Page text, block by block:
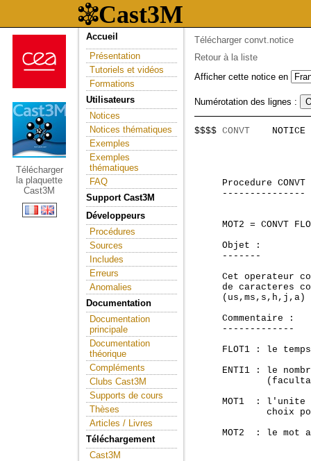
Télécharger
la plaquette
Cast3M
Accueil
Présentation
Tutoriels et vidéos
Formations
Utilisateurs
Notices
Notices thématiques
Exemples
Exemples
thématiques
FAQ
Support Cast3M
Développeurs
Procédures
Sources
Includes
Erreurs
Anomalies
Documentation
Documentation
principale
Documentation
théorique
Compléments
Clubs Cast3M
Supports de cours
Thèses
Articles / Livres
Téléchargement
Cast3M
Télécharger convt.notice
Retour à la liste
Afficher cette notice en
Numérotation des lignes :
$$$$ CONVT
MOT2 = CONVT
     Objet :
     -------
Cet operateur
de caracteres
     (us,ms,s,h,j,a)
     Commentaire :
     -------------
FLOT1 : le
ENTI1 : le
MOT1  : l'unite
choix
MOT2  : le mot